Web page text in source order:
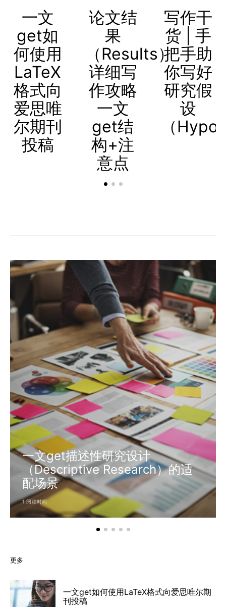
一文
get如
何使用
LaTeX
格式向
爱思唯
尔期刊
投稿
论文结
果
（Results）
详细写
作攻略
一文
get结
构+注
意点
写作干
货 | 手
把手助
你写好
研究假
设
（
一文get描述性研究设计
（Descriptive Research）的适
配场景
1 阅读时间
更多
一文get如何使用LaTeX格式向爱思唯尔期
刊投稿